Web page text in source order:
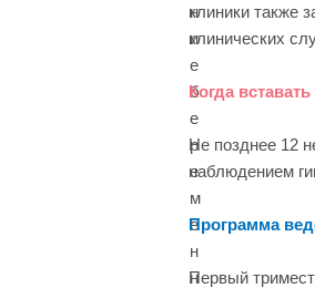
клиники также
клинических
Когда
Не позднее 12
наблюдением
Программа
Первый